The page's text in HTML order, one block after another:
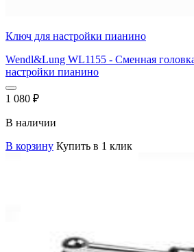
Ключ для настройки пианино
Wendl&Lung WL1155 - Сменная
настройки пианино
1 080 ₽
В наличии
В корзину Купить в 1 клик